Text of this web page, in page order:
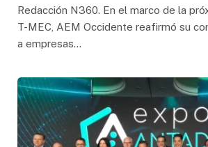
Redacción N360. En el marco de la
T-MEC, AEM Occidente reafirmó su
a empresas…